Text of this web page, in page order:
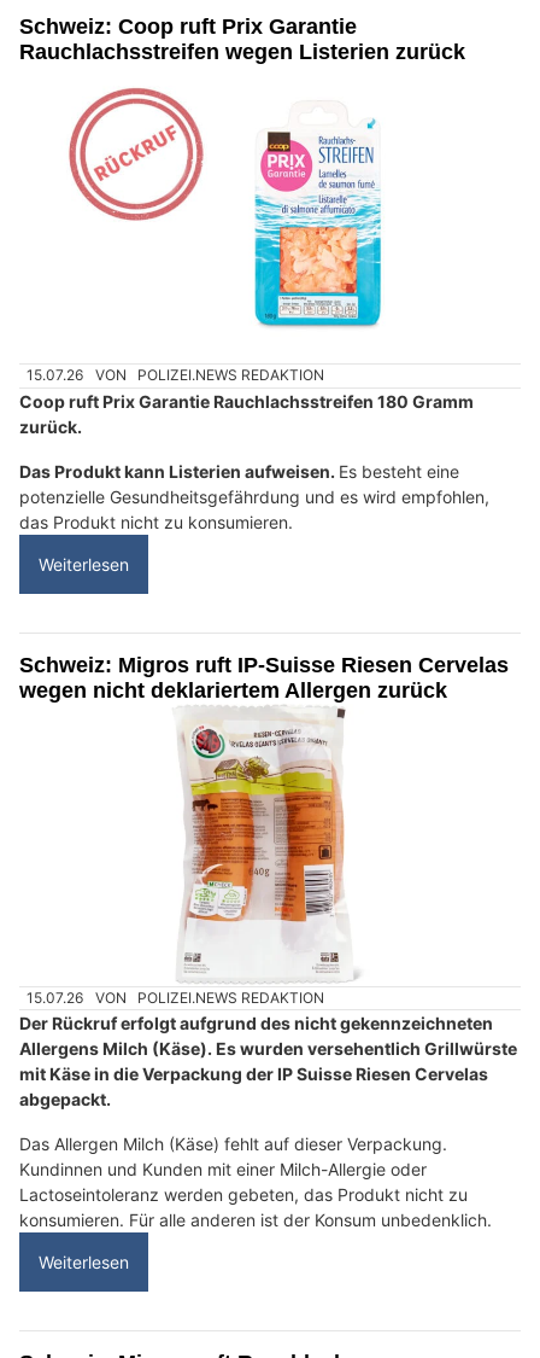
Schweiz: Coop ruft Prix Garantie
Rauchlachsstreifen wegen Listerien zurück
15.07.26 VON POLIZEI.NEWS REDAKTION
Coop ruft Prix Garantie Rauchlachsstreifen 180 Gramm
zurück.
Das Produkt kann Listerien aufweisen. Es besteht eine
potenzielle Gesundheitsgefährdung und es wird empfohlen,
das Produkt nicht zu konsumieren.
Weiterlesen
Schweiz: Migros ruft IP-Suisse Riesen Cervelas
wegen nicht deklariertem Allergen zurück
15.07.26 VON POLIZEI.NEWS REDAKTION
Der Rückruf erfolgt aufgrund des nicht gekennzeichneten
Allergens Milch (Käse). Es wurden versehentlich Grillwürste
mit Käse in die Verpackung der IP Suisse Riesen Cervelas
abgepackt.
Das Allergen Milch (Käse) fehlt auf dieser Verpackung.
Kundinnen und Kunden mit einer Milch-Allergie oder
Lactoseintoleranz werden gebeten, das Produkt nicht zu
konsumieren. Für alle anderen ist der Konsum unbedenklich.
Weiterlesen